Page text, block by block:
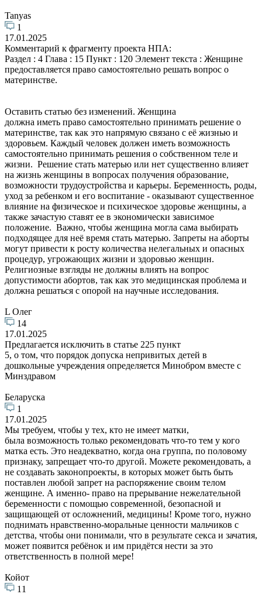
Tanyas
1
17.01.2025
Комментарий к фрагменту проекта НПА:
Раздел : 4 Глава : 15 Пункт : 120 Элемент текста : Женщине
предоставляется право самостоятельно решать вопрос о
материнстве.
Оставить статью без изменений. Женщина
должна иметь право самостоятельно принимать решение о
материнстве, так как это напрямую связано с её жизнью и
здоровьем. Каждый человек должен иметь возможность
самостоятельно принимать решения о собственном теле и
жизни. Решение стать матерью или нет существенно влияет
на жизнь женщины в вопросах получения образование,
возможности трудоустройства и карьеры. Беременность, роды,
уход за ребенком и его воспитание - оказывают существенное
влияние на физическое и психическое здоровье женщины, а
также зачастую ставят ее в экономически зависимое
положение. Важно, чтобы женщина могла сама выбирать
подходящее для неё время стать матерью. Запреты на аборты
могут привести к росту количества нелегальных и опасных
процедур, угрожающих жизни и здоровью женщин.
Религиозные взгляды не должны влиять на вопрос
допустимости абортов, так как это медицинская проблема и
должна решаться с опорой на научные исследования.
L Олег
14
17.01.2025
Предлагается исключить в статье 225 пункт
5, о том, что порядок допуска непривитых детей в
дошкольные учреждения определяется Минобром вместе с
Минздравом
Беларуска
1
17.01.2025
Мы требуем, чтобы у тех, кто не имеет матки,
была возможность только рекомендовать что-то тем у кого
матка есть. Это неадекватно, когда она группа, по половому
признаку, запрещает что-то другой. Можете рекомендовать, а
не создавать законопроекты, в которых может быть быть
поставлен любой запрет на распоряжение своим телом
женщине. А именно- право на прерывание нежелательной
беременности с помощью современной, безопасной и
защищающей от осложнений, медицины! Кроме того, нужно
поднимать нравственно-моральные ценности мальчиков с
детства, чтобы они понимали, что в результате секса и зачатия,
может появится ребёнок и им придётся нести за это
ответственность в полной мере!
Койот
11